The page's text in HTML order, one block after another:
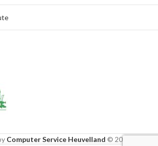
Computer Service Heuvelland © 2020